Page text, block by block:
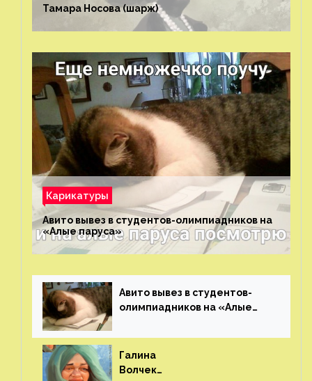
Тамара Носова (шарж)⁠⁠
Карикатуры
Авито вывез в студентов-олимпиадников на
«Алые паруса»⁠⁠
Авито вывез в студентов-
олимпиадников на «Алые
Галина
Волчек